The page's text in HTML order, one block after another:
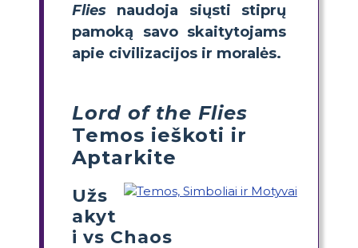
Flies naudoja siųsti stiprų
pamoką savo skaitytojams
apie civilizacijos ir moralės.
Lord of the Flies
Temos ieškoti ir
Aptarkite
Užs
akyt
i vs Chaos